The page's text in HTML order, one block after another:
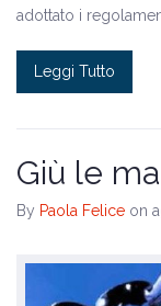
adottato i
Leggi Tutto
Giù le
By Paola Felice on